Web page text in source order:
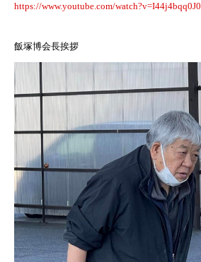
https://www.youtube.com/watch?v=I44j4bqq0J0
飯塚博会長挨拶